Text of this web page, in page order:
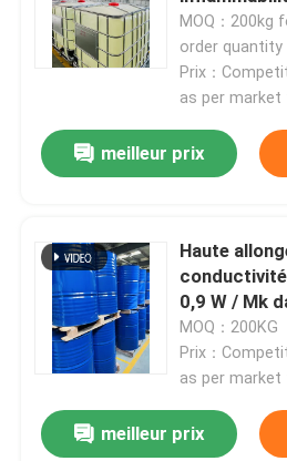
une bonne
MOQ：200kg
order quantity
Prix：
as per market
meilleur prix
Haute
0,9 W / Mk
MOQ：200KG
Prix：
as per market
meilleur prix